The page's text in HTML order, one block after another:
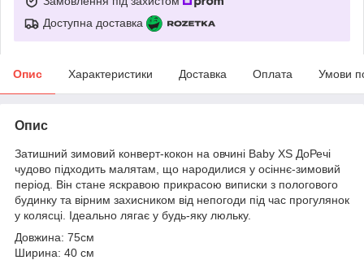
Доступна доставка
Опис Характеристики Доставка Оплата Умови
Опис
Затишний зимовий конверт-кокон на овчині Baby XS ДоРечі
чудово підходить малятам, що народилися у осіннє-зимовий
період. Він стане яскравою прикрасою виписки з пологового
будинку та вірним захисником від непогоди під час прогулянок
у колясці. Ідеально лягає у будь-яку люльку.
Довжина: 75см
Ширина: 40 см